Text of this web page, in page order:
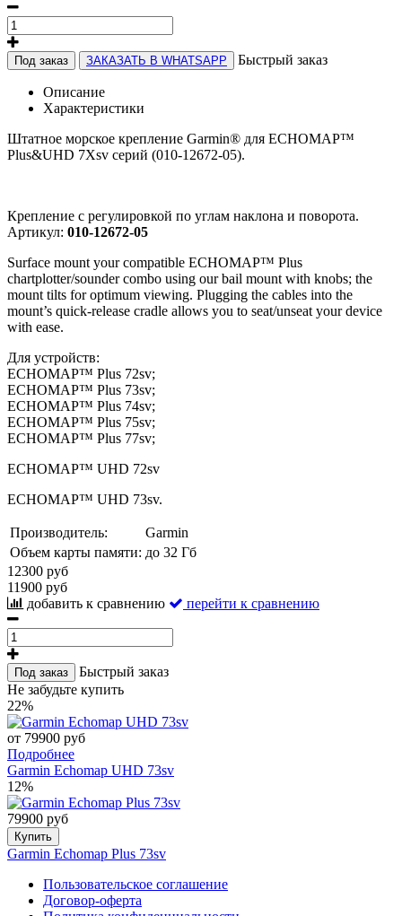
Под заказ ЗАКАЗАТЬ В WHATSAPP Быстрый заказ
Описание
Характеристики
Штатное морское крепление Garmin® для ECHOMAP™
Plus&UHD 7Xsv серий (010-12672-05).
Крепление с регулировкой по углам наклона и поворота.
Артикул: 010-12672-05
Surface mount your compatible ECHOMAP™ Plus
chartplotter/sounder combo using our bail mount with knobs; the
mount tilts for optimum viewing. Plugging the cables into the
mount’s quick-release cradle allows you to seat/unseat your device
with ease.
Для устройств:
ECHOMAP™ Plus 72sv;
ECHOMAP™ Plus 73sv;
ECHOMAP™ Plus 74sv;
ECHOMAP™ Plus 75sv;
ECHOMAP™ Plus 77sv;
ECHOMAP™ UHD 72sv
ECHOMAP™ UHD 73sv.
Производитель:
Garmin
Объем карты памяти: до 32 Гб
12300 руб
11900 руб
добавить к сравнению
перейти к сравнению
Под заказ
Быстрый заказ
Не забудьте купить
22%
от 79900 руб
Подробнее
Garmin Echomap UHD 73sv
12%
79900 руб
Купить
Garmin Echomap Plus 73sv
Пользовательское соглашение
Договор-оферта